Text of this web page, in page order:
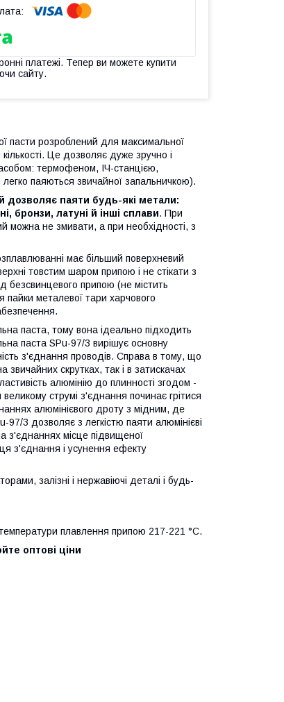
платежі. Тепер ви можете купити
сайту.
пасти розроблений для максимальної
Це дозволяє дуже зручно і
термофеном, ІЧ-станцією,
паяються звичайної запальничкою).
дозволяє паяти будь-які метали:
бронзи, латуні й інші сплави. При
можна не змивати, а при необхідності, з
має більший поверхневий
товстим шаром припою і не стікати з
безсвинцевого припою (не містить
металевої тари харчового
паста, тому вона ідеально підходить
паста SPu-97/3 вирішує основну
з'єднання проводів. Справа в тому, що
скрутках, так і в затискачах
алюмінію до плинності згодом -
струмі з'єднання починає грітися
алюмінієвого дроту з мідним, де
3 дозволяє з легкістю паяти алюмінієві
з'єднаннях місце підвищеної
з'єднання і усунення ефекту
залізні і нержавіючі деталі і будь-
плавлення припою 217-221 °С.
оптові ціни